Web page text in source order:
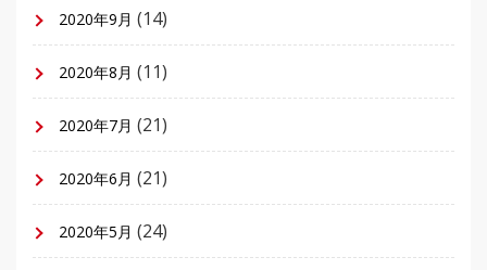
2020年9月 (14)
2020年8月 (11)
2020年7月 (21)
2020年6月 (21)
2020年5月 (24)